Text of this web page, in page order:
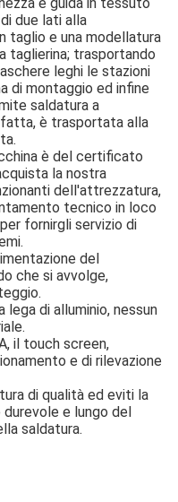
e guida in tessuto
due lati alla
taglio e una modellatura
taglierina; trasportando
leghi le stazioni
di montaggio ed infine
saldatura a
fatta, è trasportata alla
è del certificato
la nostra
dell'attrezzatura,
tecnico in loco
fornirgli servizio di
del
che si avvolge,
di alluminio, nessun
il touch screen,
e di rilevazione
di qualità ed eviti la
e lungo del
saldatura.